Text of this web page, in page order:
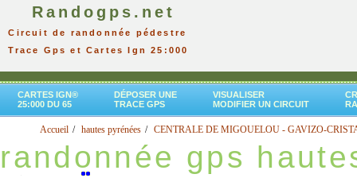
Randogps.net
Circuit de randonnée pédestre
Trace Gps et Cartes Ign 25:000
CARTES IGN®
25:000 DU 65
DÉPOSER UNE
TRACE GPS
VISUALISER
MODIFIER UN CIRCUIT
Accueil hautes pyrénées CENTRALE DE MIGOUELOU - GAVIZO-
randonnée gps